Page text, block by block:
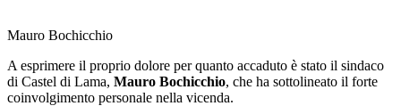
Mauro Bochicchio
A esprimere il proprio dolore per quanto accaduto è stato il sindaco
di Castel di Lama, Mauro Bochicchio, che ha sottolineato il forte
coinvolgimento personale nella vicenda.